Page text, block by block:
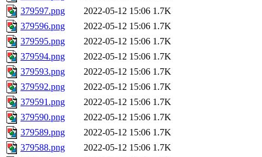
379597.png
2022-05-12 15:06 1.7K
379596.png
2022-05-12 15:06 1.7K
379595.png
2022-05-12 15:06 1.7K
379594.png
2022-05-12 15:06 1.7K
379593.png
2022-05-12 15:06 1.7K
379592.png
2022-05-12 15:06 1.7K
379591.png
2022-05-12 15:06 1.7K
379590.png
2022-05-12 15:06 1.7K
379589.png
2022-05-12 15:06 1.7K
379588.png
2022-05-12 15:06 1.7K